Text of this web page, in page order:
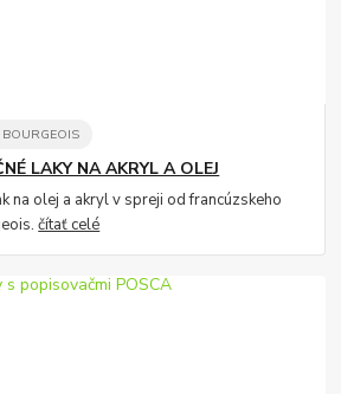
LAKY NA AKRYL A OLEJ
na olej a akryl v spreji od francúzskeho
čítať celé